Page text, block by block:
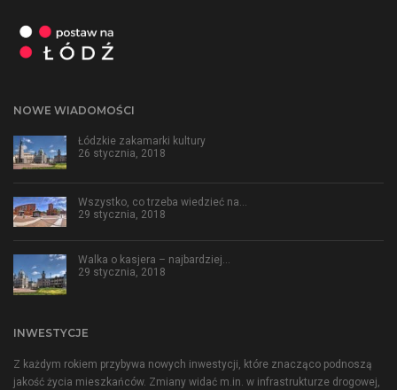
NOWE WIADOMOŚCI
Łódzkie zakamarki kultury
26 stycznia, 2018
Wszystko, co trzeba wiedzieć na…
29 stycznia, 2018
Walka o kasjera – najbardziej…
29 stycznia, 2018
INWESTYCJE
Z każdym rokiem przybywa nowych inwestycji, które znacząco podnoszą
jakość życia mieszkańców. Zmiany widać m.in. w infrastrukturze drogowej,